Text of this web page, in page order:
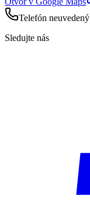
Telefón neuvedený
Sledujte nás